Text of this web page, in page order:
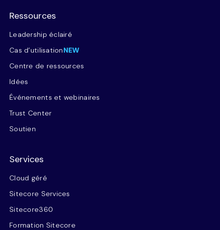
Ressources
Leadership éclairé
Cas d’utilisationNEW
Centre de ressources
Idées
Événements et webinaires
Trust Center
Soutien
Services
Cloud géré
Sitecore Services
Sitecore360
Formation Sitecore